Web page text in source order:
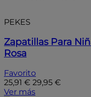
PEKES
Zapatillas Para
Rosa
Favorito
25,91 € 29,95 €
Ver más